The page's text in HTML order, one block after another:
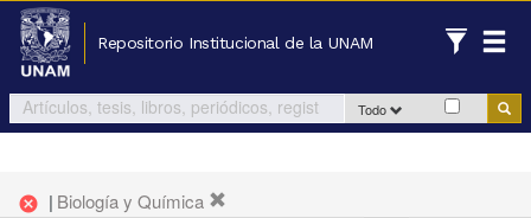
Repositorio Institucional de la UNAM
Todo
cancel | Biología y Química